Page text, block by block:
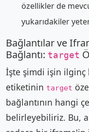
özellikler de
yukarıdakiler
Bağlantılar ve
Bağlantı: target
İşte şimdi işin ilginç
etiketinin target
bağlantının hangi
belirleyebiliriz. Bu,